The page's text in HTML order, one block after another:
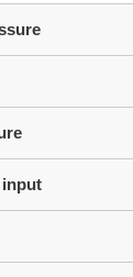
input